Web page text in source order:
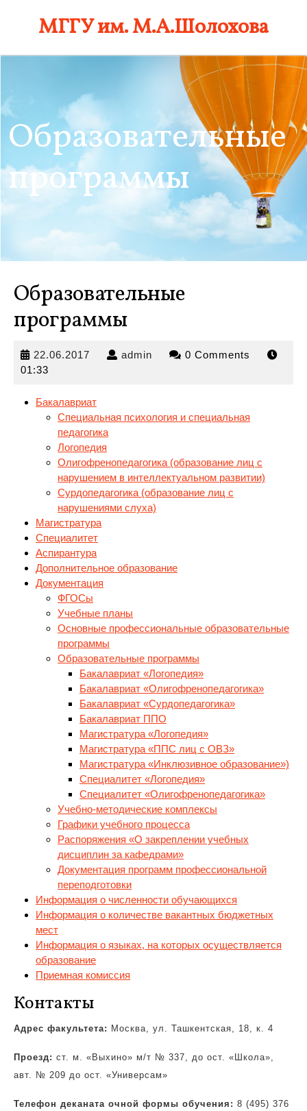
МГГУ им. М.А.Шолохова
Образовательные
программы
Образовательные
программы
22.06.2017 22.06.2017
admin admin 0 Comments
01:33
Бакалавриат
Специальная психология и специальная
педагогика
Логопедия
Олигофренопедагогика (образование лиц с
нарушением в интеллектуальном развитии)
Сурдопедагогика (образование лиц с
нарушениями слуха)
Магистратура
Специалитет
Аспирантура
Дополнительное образование
Документация
ФГОСы
Учебные планы
Основные профессиональные образовательные
программы
Образовательные программы
Бакалавриат «Логопедия»
Бакалавриат «Олигофренопедагогика»
Бакалавриат «Сурдопедагогика»
Бакалавриат ППО
Магистратура «Логопедия»
Магистратура «ППС лиц с ОВЗ»
Магистратура «Инклюзивное образование»)
Специалитет «Логопедия»
Специалитет «Олигофренопедагогика»
Учебно-методические комплексы
Графики учебного процесса
Распоряжения «О закреплении учебных
дисциплин за кафедрами»
Документация программ профессиональной
переподготовки
Информация о численности обучающихся
Информация о количестве вакантных бюджетных
мест
Информация о языках, на которых осуществляется
образование
Приемная комиссия
Контакты
Адрес факультета: Москва, ул. Ташкентская, 18, к. 4
Проезд: ст. м. «Выхино» м/т № 337, до ост. «Школа»,
авт. № 209 до ост. «Универсам»
Телефон деканата очной формы обучения: 8 (495) 376